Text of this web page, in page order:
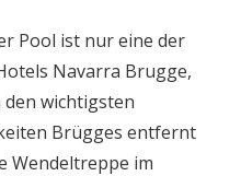
Pool ist nur eine der
Navarra Brugge,
wichtigsten
Brügges entfernt
Wendeltreppe im